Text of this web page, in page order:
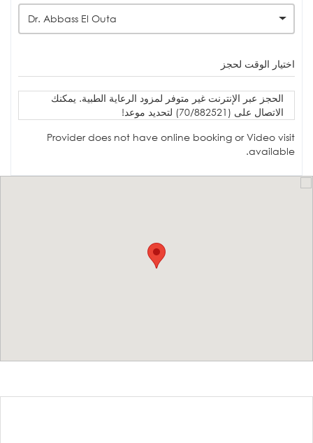
Dr. Abbass El Outa
اختيار الوقت لحجز
الحجز عبر الإنترنت غير متوفر لمزود الرعاية الطبية. يمكنك
الاتصال على (70/882521) لتحديد موعد!
Provider does not have online booking or Video visit
available.